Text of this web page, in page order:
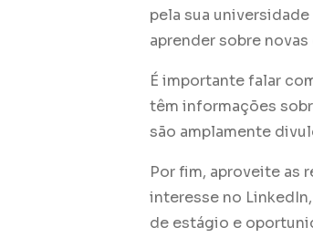
pela sua
aprender sobre
É importante falar
têm informações
são amplamente
Por fim, aproveite as
interesse no
de estágio e